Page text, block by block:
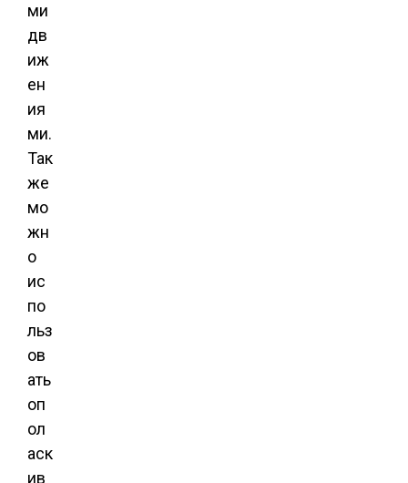
ми
дв
иж
ен
ия
ми.
Так
же
мо
жн
о
ис
по
льз
ов
ать
оп
ол
аск
ив